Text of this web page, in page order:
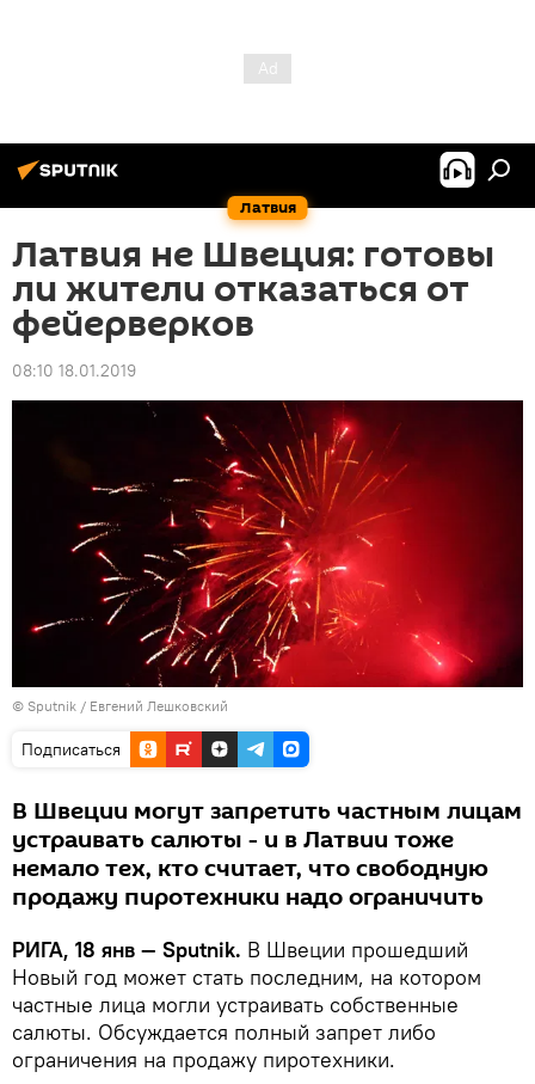
Латвия
Латвия не Швеция: готовы
ли жители отказаться от
фейерверков
08:10 18.01.2019
© Sputnik / Евгений Лешковский
Подписаться
В Швеции могут запретить частным лицам
устраивать салюты - и в Латвии тоже
немало тех, кто считает, что свободную
продажу пиротехники надо ограничить
РИГА, 18 янв — Sputnik. В Швеции прошедший
Новый год может стать последним, на котором
частные лица могли устраивать собственные
салюты. Обсуждается полный запрет либо
ограничения на продажу пиротехники.